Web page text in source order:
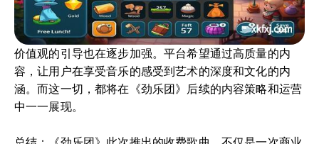
价值观的引导也在逐步加强。平台希望通过高质量的内
容，让用户在享受音乐的感受到艺术的深度和文化的内
涵。而这一切，都将在《劲乐团》后续的内容策略和运营
中一一展现。